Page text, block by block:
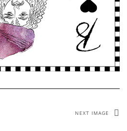
NEXT IMAGE